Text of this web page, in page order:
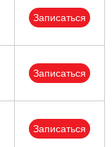
Записаться
Записаться
Записаться